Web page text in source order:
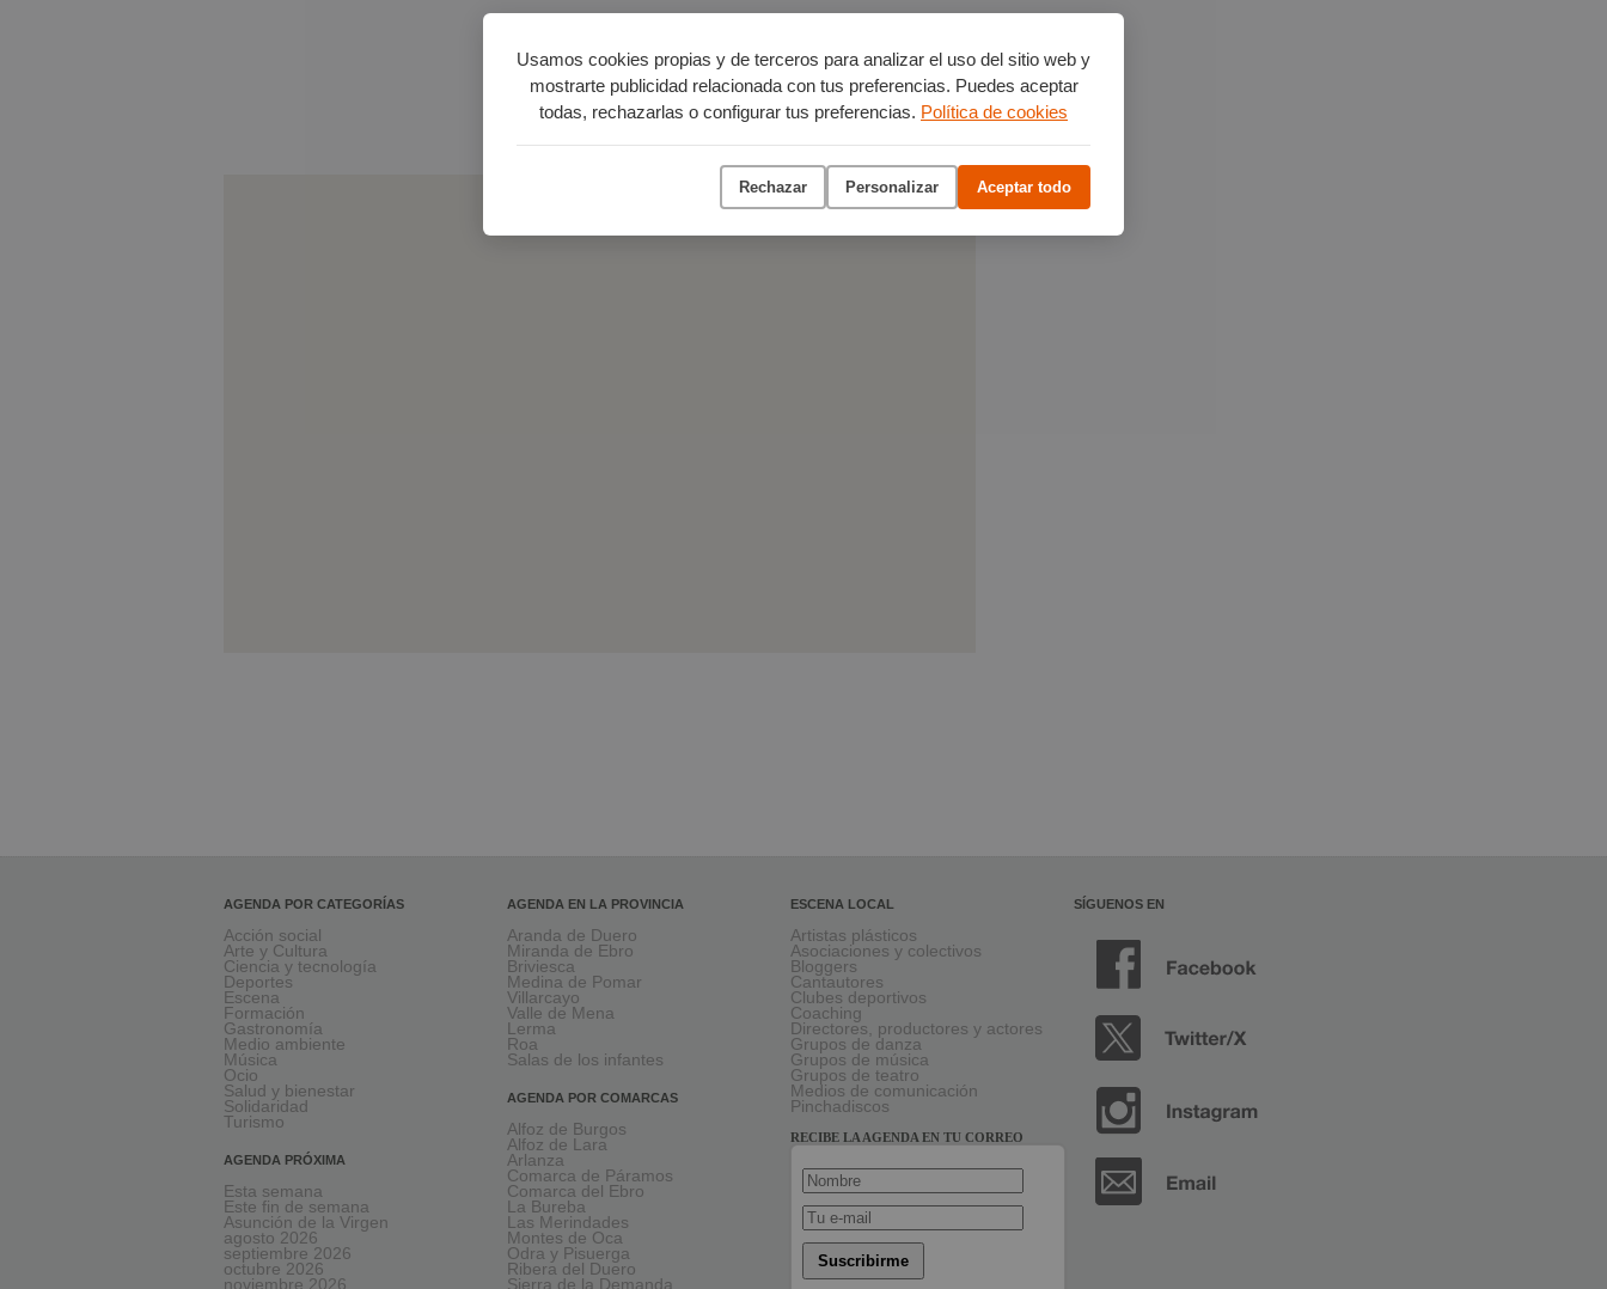
Usamos cookies propias y de terceros para analizar el uso del sitio web y
mostrarte publicidad relacionada con tus preferencias. Puedes aceptar
todas, rechazarlas o configurar tus preferencias. Política de cookies
Rechazar Personalizar Aceptar todo
ver más
AGENDA POR CATEGORÍAS
Acción social
Arte y Cultura
Ciencia y tecnología
Deportes
Escena
Formación
Gastronomía
Medio ambiente
Música
Ocio
Salud y bienestar
Solidaridad
Turismo
AGENDA PRÓXIMA
Esta semana
Este fin de semana
Asunción de la Virgen
agosto 2026
septiembre 2026
octubre 2026
noviembre 2026
AGENDA EN LA PROVINCIA
Aranda de Duero
Miranda de Ebro
Briviesca
Medina de Pomar
Villarcayo
Valle de Mena
Lerma
Roa
Salas de los infantes
AGENDA POR COMARCAS
Alfoz de Burgos
Alfoz de Lara
Arlanza
Comarca de Páramos
Comarca del Ebro
La Bureba
Las Merindades
Montes de Oca
Odra y Pisuerga
Ribera del Duero
Sierra de la Demanda
ESCENA LOCAL
Artistas plásticos
Asociaciones y colectivos
Bloggers
Cantautores
Clubes deportivos
Coaching
Directores, productores y actores
Grupos de danza
Grupos de música
Grupos de teatro
Medios de comunicación
Pinchadiscos
RECIBE LA AGENDA EN TU CORREO
Suscribirme
SÍGUENOS EN